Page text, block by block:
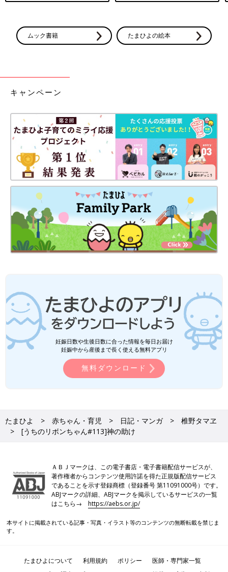
ムック書籍 たまひよの絵本
キャンペーン
妊娠日数や生後日数に合った情報を毎日お届け
妊娠中から産後まで長く使える無料アプリ
無料ダウンロード
たまひよ 赤ちゃん・育児 日記・マンガ
椎野タマヱ
[うちのリボンちゃん#113]神の助け
ＡＢＪマークは、この電子書店・電子書籍配信サービスが、
著作権者からコンテンツ使用許諾を得た正規版配信サービス
であることを示す登録商標（登録番号 第11091000号）です。
ABJマークの詳細、ABJマークを掲示しているサービスの一覧
はこちら→https://aebs.or.jp/
本サイトに掲載されている記事・写真・イラスト等のコンテンツの無断転載を禁じま
す。
たまひよについて 利用規約 ポリシー
医師・専門家一覧